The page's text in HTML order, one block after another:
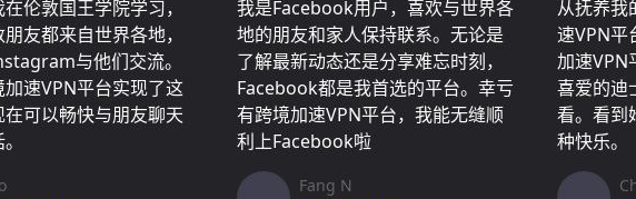
伦敦国王学院学习，
友都来自世界各地，
与他们交流。
速VPN平台实现了这
可以畅快与朋友聊天
我是Facebook用户，喜欢与世界各
地的朋友和家人保持联系。无论是
了解最新动态还是分享难忘时刻，
Facebook都是我首选的平台。幸亏
有跨境加速VPN平台，我能无缝顺
利上Facebook啦
Fang N
从抚养我
速VPN平
加速VPN
喜爱的迪
看。看到
种快乐。